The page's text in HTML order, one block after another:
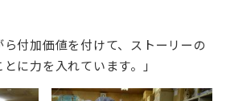
ら付加価値を付けて、ストーリーの
に力を入れています。」